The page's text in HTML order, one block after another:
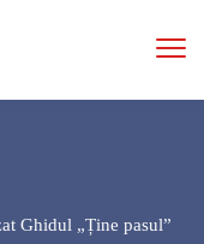
Ghidul „Ține pasul”